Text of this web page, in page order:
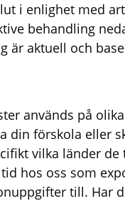
i enlighet med
behandling
är aktuell och
används på
din förskola eller
vilka länder de
hos oss som
till. Har